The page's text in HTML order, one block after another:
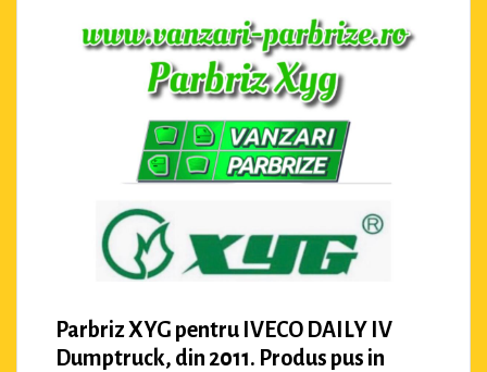
Parbriz XYG pentru IVECO DAILY IV
Dumptruck, din 2011. Produs pus in